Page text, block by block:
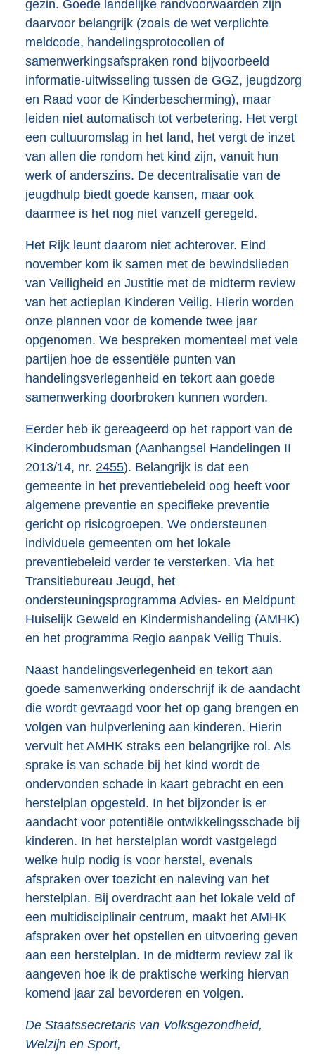
gezin. Goede landelijke randvoorwaarden zijn
daarvoor belangrijk (zoals de wet verplichte
meldcode, handelingsprotocollen of
samenwerkingsafspraken rond bijvoorbeeld
informatie-uitwisseling tussen de GGZ, jeugdzorg
en Raad voor de Kinderbescherming), maar
leiden niet automatisch tot verbetering. Het vergt
een cultuuromslag in het land, het vergt de inzet
van allen die rondom het kind zijn, vanuit hun
werk of anderszins. De decentralisatie van de
jeugdhulp biedt goede kansen, maar ook
daarmee is het nog niet vanzelf geregeld.
Het Rijk leunt daarom niet achterover. Eind
november kom ik samen met de bewindslieden
van Veiligheid en Justitie met de midterm review
van het actieplan Kinderen Veilig. Hierin worden
onze plannen voor de komende twee jaar
opgenomen. We bespreken momenteel met vele
partijen hoe de essentiële punten van
handelingsverlegenheid en tekort aan goede
samenwerking doorbroken kunnen worden.
Eerder heb ik gereageerd op het rapport van de
Kinderombudsman (Aanhangsel Handelingen II
2013/14, nr. 2455). Belangrijk is dat een
gemeente in het preventiebeleid oog heeft voor
algemene preventie en specifieke preventie
gericht op risicogroepen. We ondersteunen
individuele gemeenten om het lokale
preventiebeleid verder te versterken. Via het
Transitiebureau Jeugd, het
ondersteuningsprogramma Advies- en Meldpunt
Huiselijk Geweld en Kindermishandeling (AMHK)
en het programma Regio aanpak Veilig Thuis.
Naast handelingsverlegenheid en tekort aan
goede samenwerking onderschrijf ik de aandacht
die wordt gevraagd voor het op gang brengen en
volgen van hulpverlening aan kinderen. Hierin
vervult het AMHK straks een belangrijke rol. Als
sprake is van schade bij het kind wordt de
ondervonden schade in kaart gebracht en een
herstelplan opgesteld. In het bijzonder is er
aandacht voor potentiële ontwikkelingsschade bij
kinderen. In het herstelplan wordt vastgelegd
welke hulp nodig is voor herstel, evenals
afspraken over toezicht en naleving van het
herstelplan. Bij overdracht aan het lokale veld of
een multidisciplinair centrum, maakt het AMHK
afspraken over het opstellen en uitvoering geven
aan een herstelplan. In de midterm review zal ik
aangeven hoe ik de praktische werking hiervan
komend jaar zal bevorderen en volgen.
De Staatssecretaris van Volksgezondheid,
Welzijn en Sport,